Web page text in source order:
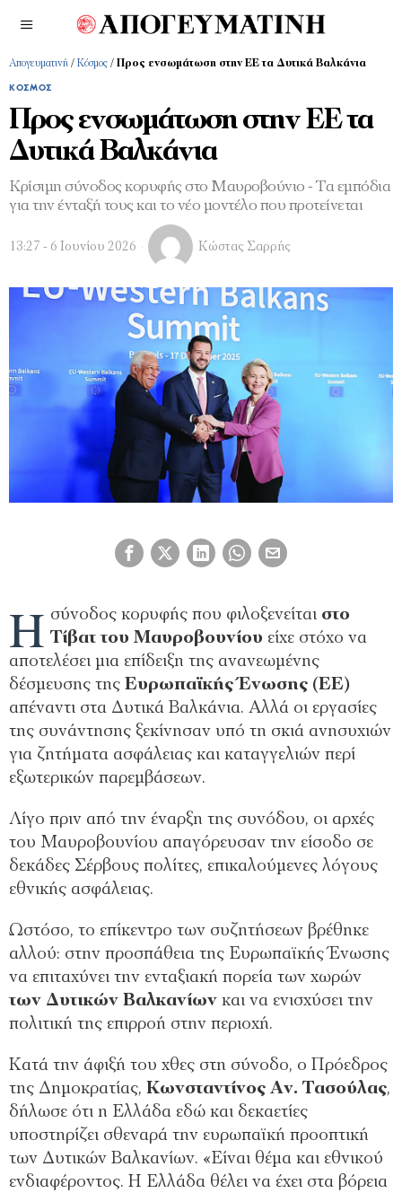
Απογευματινή / Κόσμος / Προς ενσωμάτωση στην ΕΕ τα Δυτικά Βαλκάνια
ΚΌΣΜΟΣ
Προς ενσωμάτωση στην ΕΕ τα
Δυτικά Βαλκάνια
Κρίσιμη σύνοδος κορυφής στο Μαυροβούνιο - Τα εμπόδια
για την ένταξή τους και το νέο μοντέλο που προτείνεται
13:27 - 6 Ιουνίου 2026 Κώστας Σαρρής
Η σύνοδος κορυφής που φιλοξενείται στο
Τίβατ του Μαυροβουνίου είχε στόχο να
αποτελέσει μια επίδειξη της ανανεωμένης
δέσμευσης της Ευρωπαϊκής Ένωσης (ΕΕ)
απέναντι στα Δυτικά Βαλκάνια. Αλλά οι εργασίες
της συνάντησης ξεκίνησαν υπό τη σκιά ανησυχιών
για ζητήματα ασφάλειας και καταγγελιών περί
εξωτερικών παρεμβάσεων.
Λίγο πριν από την έναρξη της συνόδου, οι αρχές
του Μαυροβουνίου απαγόρευσαν την είσοδο σε
δεκάδες Σέρβους πολίτες, επικαλούμενες λόγους
εθνικής ασφάλειας.
Ωστόσο, το επίκεντρο των συζητήσεων βρέθηκε
αλλού: στην προσπάθεια της Ευρωπαϊκής Ένωσης
να επιταχύνει την ενταξιακή πορεία των χωρών
των Δυτικών Βαλκανίων και να ενισχύσει την
πολιτική της επιρροή στην περιοχή.
Κατά την άφιξή του χθες στη σύνοδο, ο Πρόεδρος
της Δημοκρατίας, Κωνσταντίνος Αν. Τασούλας,
δήλωσε ότι η Ελλάδα εδώ και δεκαετίες
υποστηρίζει σθεναρά την ευρωπαϊκή προοπτική
των Δυτικών Βαλκανίων. «Είναι θέμα και εθνικού
ενδιαφέροντος. Η Ελλάδα θέλει να έχει στα βόρεια